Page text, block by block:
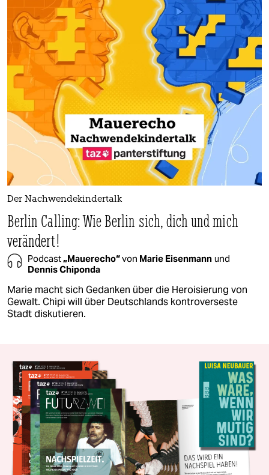
Der Nachwendekindertalk
Berlin Calling: Wie Berlin sich, dich und mich
verändert!
Podcast„Mauerecho“von Marie Eisenmann und
Dennis Chiponda
Marie macht sich Gedanken über die Heroisierung von
Gewalt. Chipi will über Deutschlands kontroverseste
Stadt diskutieren.